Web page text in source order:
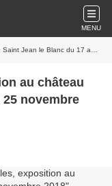
MENU
Blanc du 17 au 25 novembre 2018
au château
novembre